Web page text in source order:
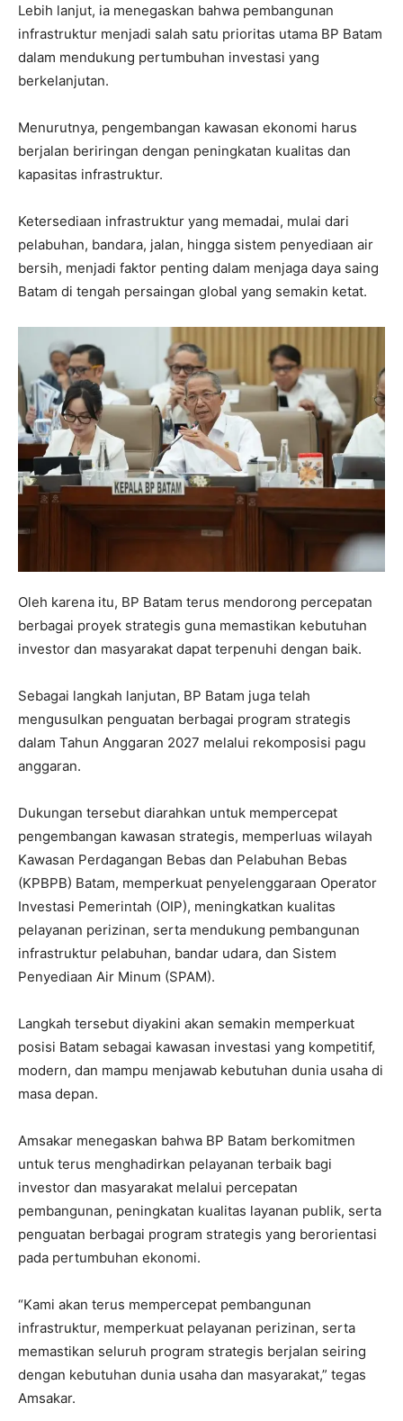
Lebih lanjut, ia menegaskan bahwa pembangunan
infrastruktur menjadi salah satu prioritas utama BP Batam
dalam mendukung pertumbuhan investasi yang
berkelanjutan.
Menurutnya, pengembangan kawasan ekonomi harus
berjalan beriringan dengan peningkatan kualitas dan
kapasitas infrastruktur.
Ketersediaan infrastruktur yang memadai, mulai dari
pelabuhan, bandara, jalan, hingga sistem penyediaan air
bersih, menjadi faktor penting dalam menjaga daya saing
Batam di tengah persaingan global yang semakin ketat.
Oleh karena itu, BP Batam terus mendorong percepatan
berbagai proyek strategis guna memastikan kebutuhan
investor dan masyarakat dapat terpenuhi dengan baik.
Sebagai langkah lanjutan, BP Batam juga telah
mengusulkan penguatan berbagai program strategis
dalam Tahun Anggaran 2027 melalui rekomposisi pagu
anggaran.
Dukungan tersebut diarahkan untuk mempercepat
pengembangan kawasan strategis, memperluas wilayah
Kawasan Perdagangan Bebas dan Pelabuhan Bebas
(KPBPB) Batam, memperkuat penyelenggaraan Operator
Investasi Pemerintah (OIP), meningkatkan kualitas
pelayanan perizinan, serta mendukung pembangunan
infrastruktur pelabuhan, bandar udara, dan Sistem
Penyediaan Air Minum (SPAM).
Langkah tersebut diyakini akan semakin memperkuat
posisi Batam sebagai kawasan investasi yang kompetitif,
modern, dan mampu menjawab kebutuhan dunia usaha di
masa depan.
Amsakar menegaskan bahwa BP Batam berkomitmen
untuk terus menghadirkan pelayanan terbaik bagi
investor dan masyarakat melalui percepatan
pembangunan, peningkatan kualitas layanan publik, serta
penguatan berbagai program strategis yang berorientasi
pada pertumbuhan ekonomi.
“Kami akan terus mempercepat pembangunan
infrastruktur, memperkuat pelayanan perizinan, serta
memastikan seluruh program strategis berjalan seiring
dengan kebutuhan dunia usaha dan masyarakat,” tegas
Amsakar.